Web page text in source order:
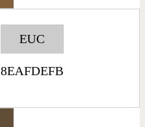
EUC
8EAFDEFB